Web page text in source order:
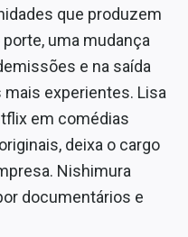
que produzem
uma mudança
e na saída
experientes. Lisa
em comédias
deixa o cargo
Nishimura
documentários e